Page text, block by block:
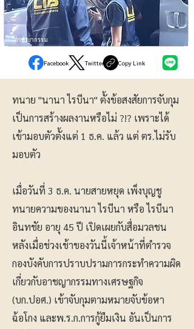
อาชญากรรม
Facebook Twitter Copy Link
ทนาย "นานา ไรบีนา" ตั้งข้อสงสัยการจับกุม
เป็นการสร้างผลงานหรือไม่ ?!? เพราะได้
เข้ามอบตัวตั้งแต่ 1 ธ.ค. แล้ว แต่ ตร.ไม่รับ
มอบตัว
เมื่อวันที่ 3 ธ.ค. นายสายหยุด เพ็งบุญชู
ทนายความของนานา ไรบีนา หรือ ไรบีนา
อินทชัย อายุ 45 ปี เปิดเผยกับสื่อมวลชน
หลังเมื่อช่วงเช้าของวันนี้เจ้าหน้าที่ตำรวจ
กองบังคับการปราบปรามการกระทำความผิด
เกี่ยวกับอาชญากรรมทางเศรษฐกิจ
(บก.ปอศ.) เข้าจับกุมตามหมายจับข้อหา
ฉ้อโกง และพ.ร.ก.การกู้ยืมเงิน อันเป็นการ